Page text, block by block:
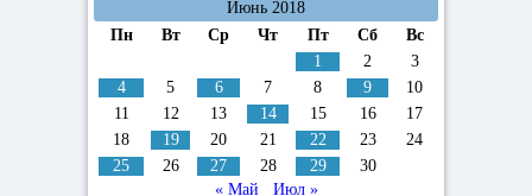
Июнь 2018
Пн
Вт Ср Чт Пт Сб
Вс
1
2
3
4
5 6 7 8 9
10
11
12 13 14 15 16
17
18
19 20 21 22 23
24
25
26 27 28 29
30
« Май
Июл »